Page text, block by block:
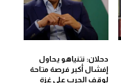
دحلان: نتنياهو يحاول
إفشال أكبر فرصة متاحة
لوقف الحرب على غزة